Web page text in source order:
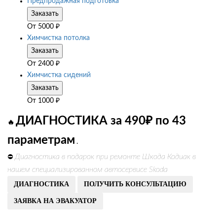
Заказать
От 5000 ₽
Химчистка потолка
Заказать
От 2400 ₽
Химчистка сидений
Заказать
От 1000 ₽
🔥 ДИАГНОСТИКА за 490₽ по 43
параметрам .
⛔ Диагностика в подарок при ремонте Шкода Кодиак в
нашем специализированном автосервисе Skoda
ДИАГНОСТИКА ПОЛУЧИТЬ КОНСУЛЬТАЦИЮ
ЗАЯВКА НА ЭВАКУАТОР